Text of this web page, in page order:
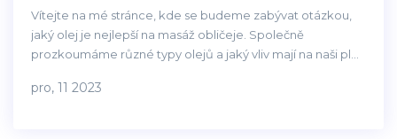
Vítejte na mé stránce, kde se budeme zabývat otázkou,
jaký olej je nejlepší na masáž obličeje. Společně
prozkoumáme různé typy olejů a jaký vliv mají na naši pleť.
typ pleti nejvhodnější. Pojďme společně objevit tajemství
pro, 11 2023